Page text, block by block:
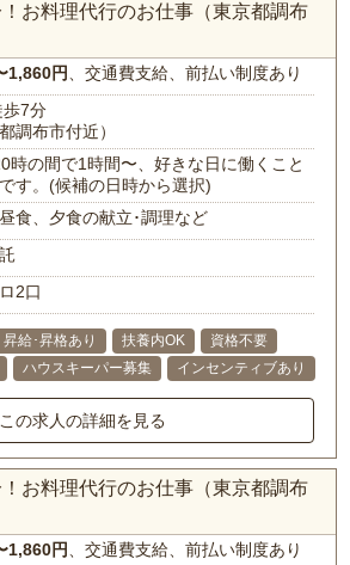
お料理代行のお仕事（東京都調布
1,860円 、交通費支給、前払い制度あり
歩7分
調布市付近）
時の間で1時間〜、好きな日に働くこと
す。(候補の日時から選択)
食、夕食の献立･調理など
2口
昇給･昇格あり 扶養内OK
資格不要
ハウスキーパー募集 インセンティブあり
この求人の詳細を見る
お料理代行のお仕事（東京都調布
1,860円 、交通費支給、前払い制度あり